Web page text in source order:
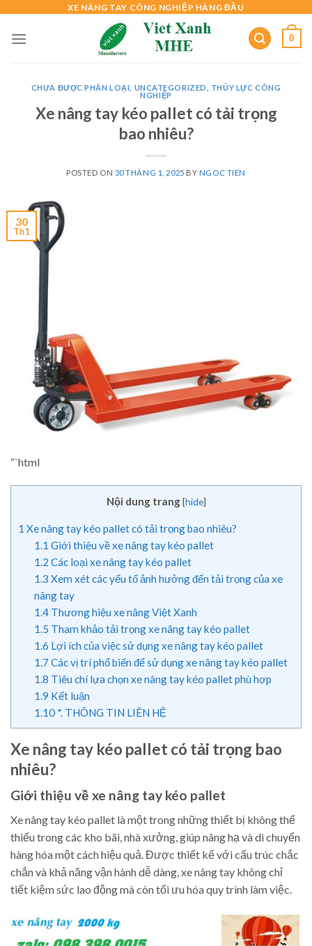
content
XE NÂNG TAY CÔNG NGHIỆP HÀNG ĐẦU
0
CHƯA ĐƯỢC PHÂN LOẠI UNCATEGORIZED
THỦY LỰC CÔNG
NGHIỆP
Xe nâng tay kéo pallet có tải trọng
bao nhiêu?
POSTED ON 30 THÁNG 1, 2025 BY NGOC TIEN
30
Th1
“`html
Nội dung trang [hide]
1 Xe nâng tay kéo pallet có tải trọng bao nhiêu?
1.1 Giới thiệu về xe nâng tay kéo pallet
1.2 Các loại xe nâng tay kéo pallet
1.3 Xem xét các yếu tố ảnh hưởng đến tải trọng của xe
nâng tay
1.4Thương hiệu xe nâng Việt Xanh
1.5 Tham khảo tải trọng xe nâng tay kéo pallet
1.6 Lợi ích của việc sử dụng xe nâng tay kéo pallet
1.7 Các vị trí phổ biến để sử dụng xe nâng tay kéo pallet
1.8 Tiêu chí lựa chọn xe nâng tay kéo pallet phù hợp
1.9 Kết luận
1.10*. THÔNG TIN LIÊN HỆ
Xe nâng tay kéo pallet có tải trọng bao
nhiêu?
Giới thiệu về xe nâng tay kéo pallet
Xe nâng tay kéo pallet là một trong những thiết bị không thể
thiếu trong các kho bãi, nhà xưởng, giúp nâng hạ và di chuyển
hàng hóa một cách hiệu quả. Được thiết kế với cấu trúc chắc
chắn và khả năng vận hành dễ dàng, xe nâng tay không chỉ
tiết kiệm sức lao động mà còn tối ưu hóa quy trình làm việc.